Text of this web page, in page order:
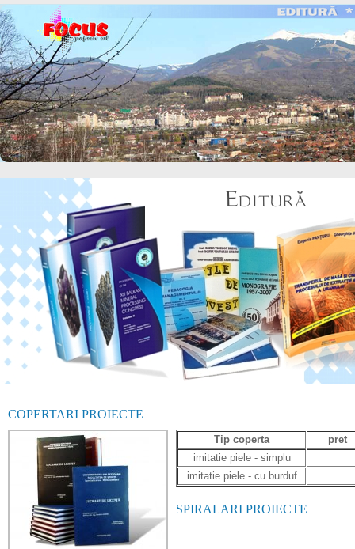
COPERTARI PROIECTE
Tip coperta
pret
imitatie piele - simplu
imitatie piele - cu burduf
SPIRALARI PROIECTE